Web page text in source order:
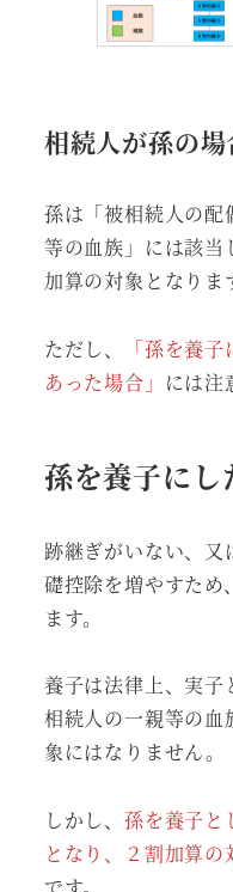
相続人が孫の場
孫は「被相続人の
等の血族」には該
加算の対象となりま
ただし、 「孫を養子
あった場合」 には注
孫を養子にし
跡継ぎがいない、
礎控除を増やすため
ます。
養子は法律上、実子
相続人の一親等の
象にはなりません。
しかし、 孫を養子と
となり、２割加算の